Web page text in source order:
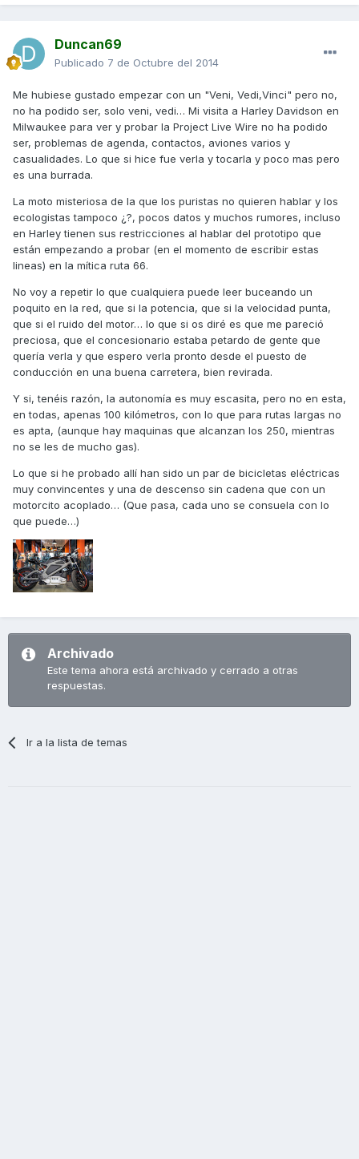
Duncan69
Publicado 7 de Octubre del 2014
Me hubiese gustado empezar con un "Veni, Vedi,Vinci" pero no,
no ha podido ser, solo veni, vedi… Mi visita a Harley Davidson en
Milwaukee para ver y probar la Project Live Wire no ha podido
ser, problemas de agenda, contactos, aviones varios y
casualidades. Lo que si hice fue verla y tocarla y poco mas pero
es una burrada.
La moto misteriosa de la que los puristas no quieren hablar y los
ecologistas tampoco ¿?, pocos datos y muchos rumores, incluso
en Harley tienen sus restricciones al hablar del prototipo que
están empezando a probar (en el momento de escribir estas
lineas) en la mítica ruta 66.
No voy a repetir lo que cualquiera puede leer buceando un
poquito en la red, que si la potencia, que si la velocidad punta,
que si el ruido del motor… lo que si os diré es que me pareció
preciosa, que el concesionario estaba petardo de gente que
quería verla y que espero verla pronto desde el puesto de
conducción en una buena carretera, bien revirada.
Y si, tenéis razón, la autonomía es muy escasita, pero no en esta,
en todas, apenas 100 kilómetros, con lo que para rutas largas no
es apta, (aunque hay maquinas que alcanzan los 250, mientras
no se les de mucho gas).
Lo que si he probado allí han sido un par de bicicletas eléctricas
muy convincentes y una de descenso sin cadena que con un
motorcito acoplado… (Que pasa, cada uno se consuela con lo
que puede…)
Archivado
Este tema ahora está archivado y cerrado a otras
respuestas.
Ir a la lista de temas